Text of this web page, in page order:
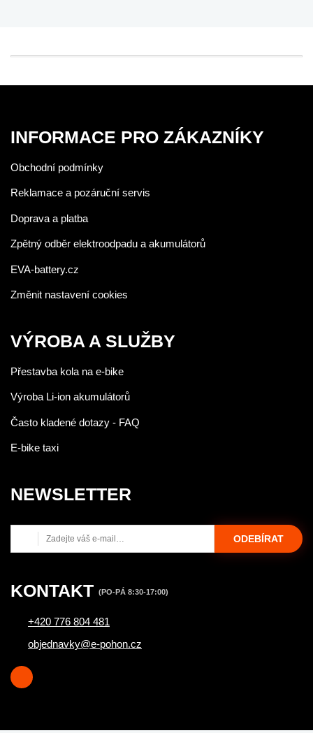
INFORMACE PRO ZÁKAZNÍKY
Obchodní podmínky
Reklamace a pozáruční servis
Doprava a platba
Zpětný odběr elektroodpadu a akumulátorů
EVA-battery.cz
Změnit nastavení cookies
VÝROBA A SLUŽBY
Přestavba kola na e-bike
Výroba Li-ion akumulátorů
Často kladené dotazy - FAQ
E-bike taxi
NEWSLETTER
ODEBÍRAT
KONTAKT (PO-PÁ 8:30-17:00)
+420 776 804 481
objednavky@e-pohon.cz